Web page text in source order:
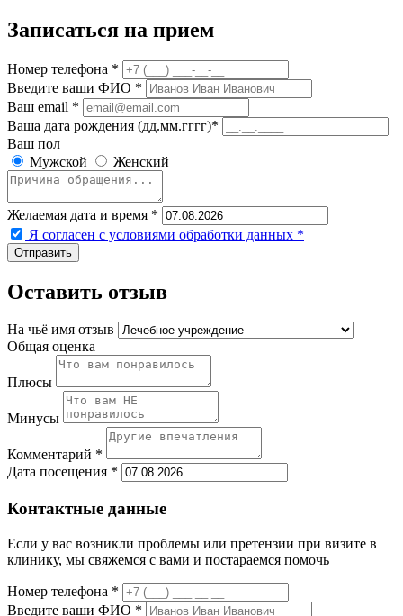
Записаться на прием
Номер телефона *
Введите ваши ФИО *
Ваш email *
Ваша дата рождения (дд.мм.гггг)*
Ваш пол
Мужской
Женский
Желаемая дата и время *
Я согласен с условиями обработки данных *
Оставить отзыв
На чьё имя отзыв
Общая оценка
Плюсы
Минусы
Комментарий *
Дата посещения *
Контактные данные
Если у вас возникли проблемы или претензии при визите в
клинику, мы свяжемся с вами и постараемся помочь
Номер телефона *
Введите ваши ФИО *